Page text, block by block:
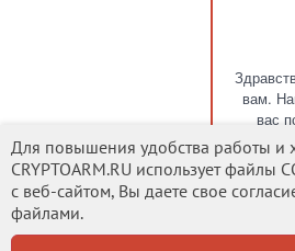
вам.
вас
Для повышения удобства работы и
CRYPTOARM.RU использует файлы
с веб-сайтом, Вы даете свое
файлами.